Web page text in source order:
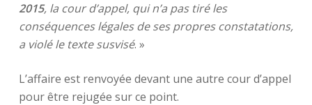
2015, la cour d’appel, qui n’a pas tiré les
conséquences légales de ses propres constatations,
a violé le texte susvisé. »
L’affaire est renvoyée devant une autre cour d’appel
pour être rejugée sur ce point.